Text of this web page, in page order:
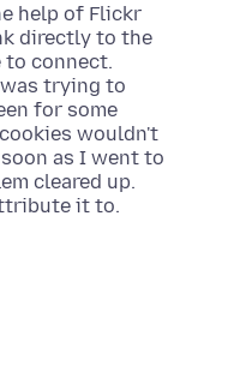
help of Flickr
directly to the
to connect.
was trying to
for some
wouldn't
as I went to
cleared up.